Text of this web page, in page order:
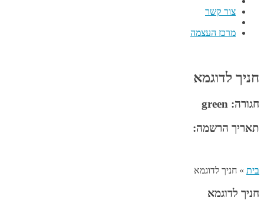
צור קשר
מרכז העצמה
חניך לדוגמא
חגורה: green
תאריך הרשמה:
בית » חניך לדוגמא
חניך לדוגמא